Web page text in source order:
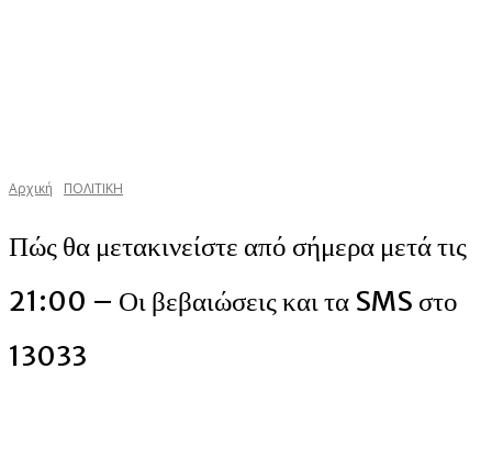
Αρχική ΠΟΛΙΤΙΚΗ
Πώς θα μετακινείστε από σήμερα μετά τις
21:00 – Οι βεβαιώσεις και τα SMS στο
13033